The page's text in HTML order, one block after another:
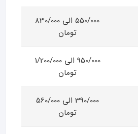
550/000 الی 830/000
تومان
950/000 الی 1/200/000
تومان
390/000 الی 560/000
تومان